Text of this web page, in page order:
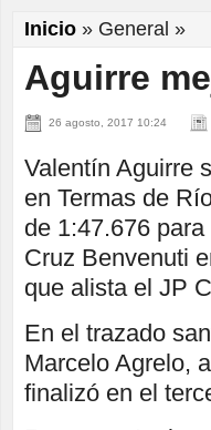
Inicio » General »
Aguirre
26 agosto, 2017 10:24
Valentín Aguirre
en Termas de
de 1:47.676
Cruz Benvenuti
que alista el JP
En el trazado
Marcelo Agrelo,
finalizó en el